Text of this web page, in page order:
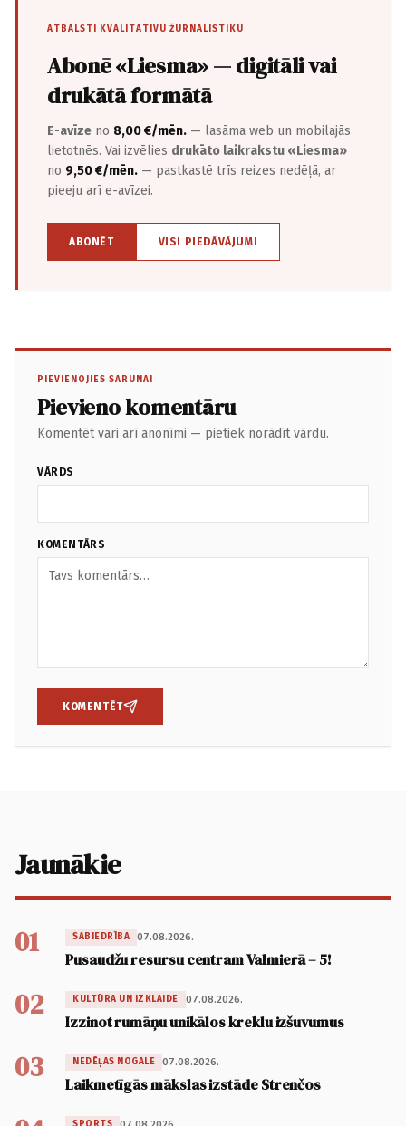
ATBALSTI KVALITATĪVU ŽURNĀLISTIKU
Abonē «Liesma» — digitāli vai
drukātā formātā
E-avīze no 8,00 €/mēn. — lasāma web un mobilajās
lietotnēs. Vai izvēlies drukāto laikrakstu «Liesma»
no 9,50 €/mēn. — pastkastē trīs reizes nedēļā, ar
pieeju arī e-avīzei.
ABONĒT VISI PIEDĀVĀJUMI
PIEVIENOJIES SARUNAI
Pievieno komentāru
Komentēt vari arī anonīmi — pietiek norādīt vārdu.
VĀRDS
KOMENTĀRS
KOMENTĒT
Jaunākie
01 SABIEDRĪBA 07.08.2026.
Pusaudžu resursu centram Valmierā – 5!
02 KULTŪRA UN IZKLAIDE 07.08.2026.
Izzinot rumāņu unikālos kreklu izšuvumus
03 NEDĒĻAS NOGALE 07.08.2026.
Laikmetīgās mākslas izstāde Strenčos